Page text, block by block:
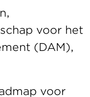
voor het
(DAM),
voor